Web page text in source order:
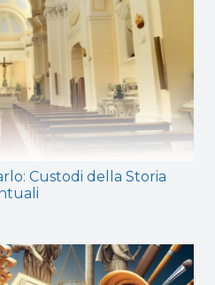
Custodi della Storia